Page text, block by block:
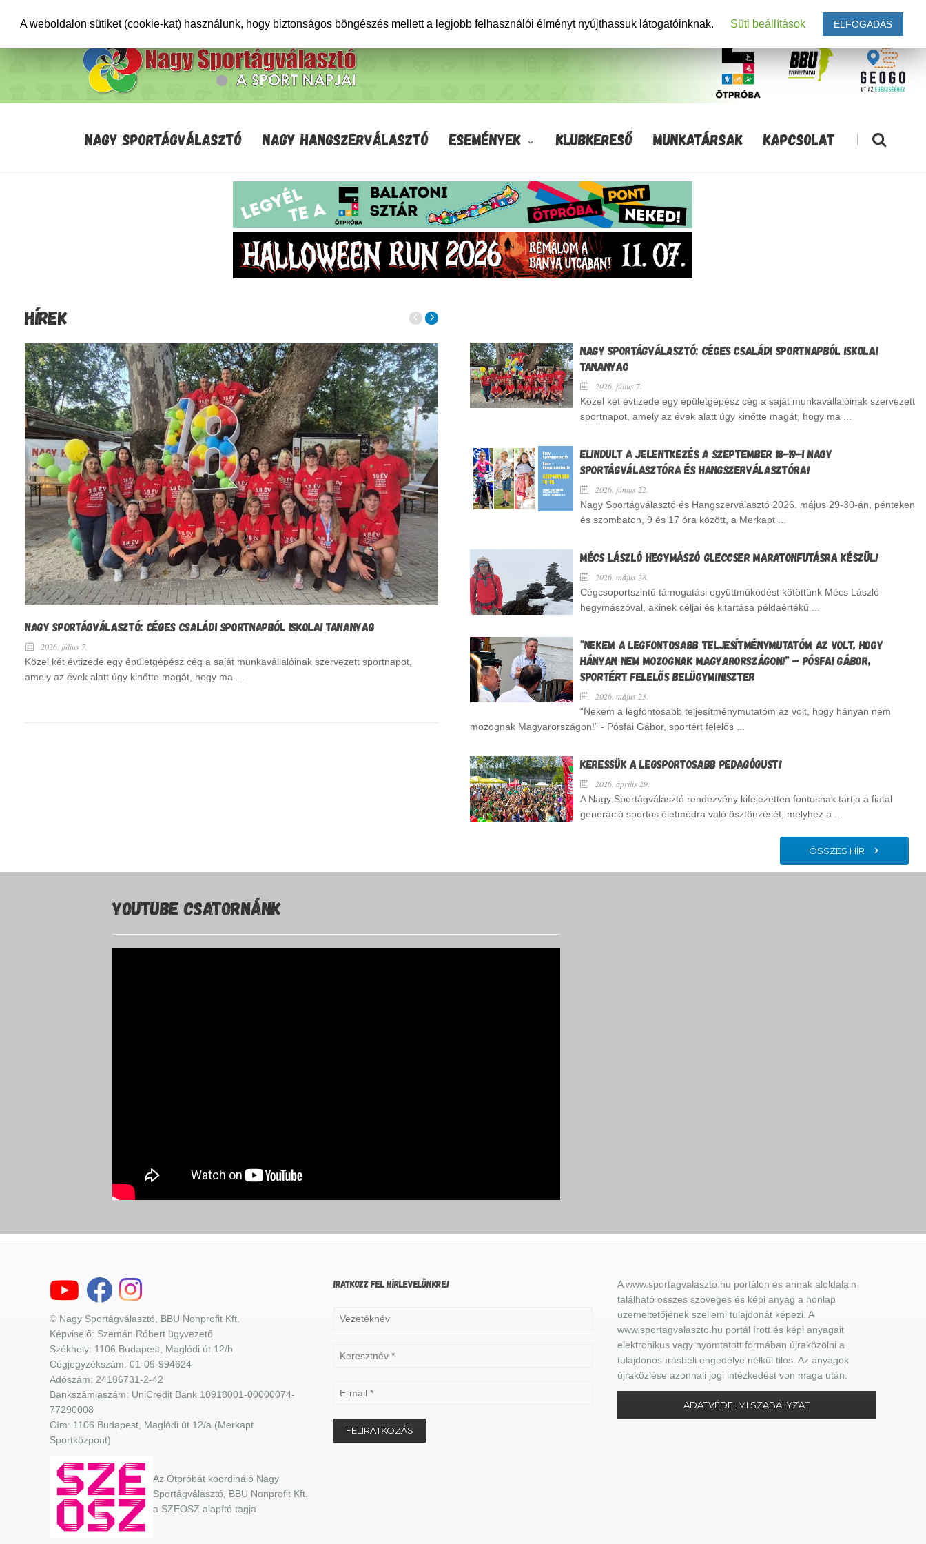
NAGY SPORTÁGVÁLASZTÓ NAGY HANGSZERVÁLASZTÓ ESEMÉNYEK KLUBKERESŐ MUNKATÁRSAK KAPCSOLAT |
HÍREK
NAGY SPORTÁGVÁLASZTÓ: CÉGES CSALÁDI SPORTNAPBÓL ISKOLAI TANANYAG
2026. július 7.
Közel két évtizede egy épületgépész cég a saját munkavállalóinak szervezett sportnapot,
amely az évek alatt úgy kinőtte magát, hogy ma ...
HANGSZERVÁLASZTÓRA!
2026. június 22.
Nagy Sportágválasztó és Hangszerválasztó 2026. május 29-30-án, pénteken és szombaton, 9
és 17 óra között, a Merkapt ...
NAGY SPORTÁGVÁLASZTÓ: CÉGES CSALÁDI SPORTNAPBÓL ISKOLAI
TANANYAG
2026. július 7.
Közel két évtizede egy épületgépész cég a saját munkavállalóinak szervezett
sportnapot, amely az évek alatt úgy kinőtte magát, hogy ma ...
ELINDULT A JELENTKEZÉS A SZEPTEMBER 18-19-I NAGY
SPORTÁGVÁLASZTÓRA ÉS HANGSZERVÁLASZTÓRA!
2026. június 22.
Nagy Sportágválasztó és Hangszerválasztó 2026. május 29-30-án, pénteken
és szombaton, 9 és 17 óra között, a Merkapt ...
MÉCS LÁSZLÓ HEGYMÁSZÓ GLECCSER MARATONFUTÁSRA KÉSZÜL!
2026. május 28.
Cégcsoportszintű támogatási együttműködést kötöttünk Mécs László
hegymászóval, akinek céljai és kitartása példaértékű ...
“NEKEM A LEGFONTOSABB TELJESÍTMÉNYMUTATÓM AZ VOLT, HOGY
HÁNYAN NEM MOZOGNAK MAGYARORSZÁGON!” – PÓSFAI GÁBOR,
SPORTÉRT FELELŐS BELÜGYMINISZTER
2026. május 23.
“Nekem a legfontosabb teljesítménymutatóm az volt, hogy hányan nem
mozognak Magyarországon!” - Pósfai Gábor, sportért felelős ...
KERESSÜK A LEGSPORTOSABB PEDAGÓGUST!
2026. április 29.
A Nagy Sportágválasztó rendezvény kifejezetten fontosnak tartja a fiatal
generáció sportos életmódra való ösztönzését, melyhez a ...
ÖSSZES HÍR
YOUTUBE CSATORNÁNK
© Nagy Sportágválasztó, BBU Nonprofit Kft.
Képviselő: Szemán Róbert ügyvezető
Székhely: 1106 Budapest, Maglódi út 12/b
Cégjegyzékszám: 01-09-994624
Adószám: 24186731-2-42
Bankszámlaszám: UniCredit Bank 10918001-00000074-
77290008
Cím: 1106 Budapest, Maglódi út 12/a (Merkapt
Sportközpont)
Az Ötpróbát koordináló Nagy
Sportágválasztó, BBU Nonprofit Kft.
a SZEOSZ alapító tagja.
IRATKOZZ FEL HÍRLEVELÜNKRE!
A www.sportagvalaszto.hu portálon és annak aloldalain
található összes szöveges és képi anyag a honlap
üzemeltetőjének szellemi tulajdonát képezi. A
www.sportagvalaszto.hu portál írott és képi anyagait
elektronikus vagy nyomtatott formában újraközölni a
tulajdonos írásbeli engedélye nélkül tilos. Az anyagok
újraközlése azonnali jogi intézkedést von maga után.
ADATVÉDELMI SZABÁLYZAT
A weboldalon sütiket (cookie-kat) használunk, hogy biztonságos böngészés mellett a legjobb felhasználói élményt nyújthassuk látogatóinknak. Süti beállítások ELFOGADÁS